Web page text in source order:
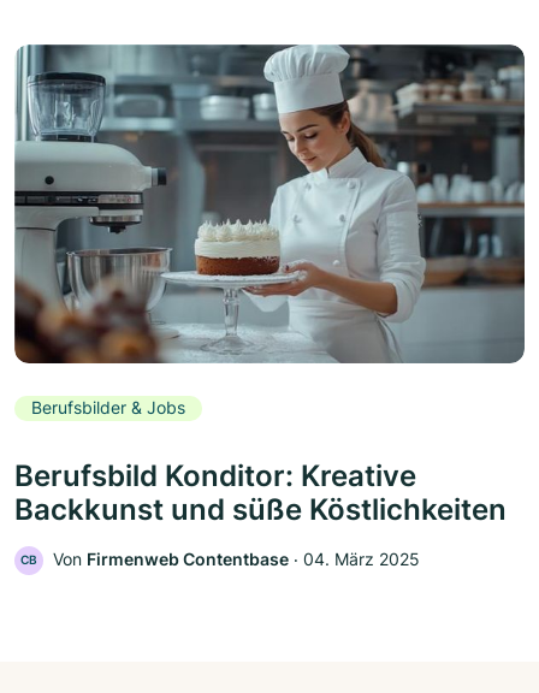
Berufsbilder & Jobs
Berufsbild Konditor: Kreative
Backkunst und süße Köstlichkeiten
CB Von Firmenweb Contentbase ‧ 04. März 2025